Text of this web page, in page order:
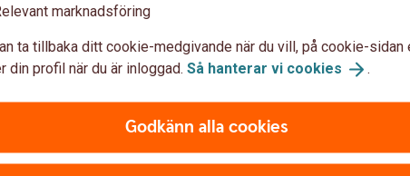
marknadsföring
ta tillbaka ditt cookie-medgivande när du vill, på cookie-sidan
din profil när du är inloggad. Så hanterar vi cookies .
Godkänn alla cookies